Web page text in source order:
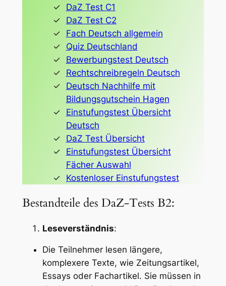
DaZ Test C1
DaZ Test C2
Fach Deutsch allgemein
Quiz Deutschland
Bewerbungstest Deutsch
Rechtschreibregeln Deutsch
Deutsch Nachhilfe mit
Bildungsgutschein Hagen
Einstufungstest Übersicht
Deutsch
DaZ Test Übersicht
Einstufungstest Übersicht
Fächer Auswahl
Kostenloser Einstufungstest
Bestandteile des DaZ-Tests B2:
Leseverständnis:
Die Teilnehmer lesen längere,
komplexere Texte, wie Zeitungsartikel,
Essays oder Fachartikel. Sie müssen in